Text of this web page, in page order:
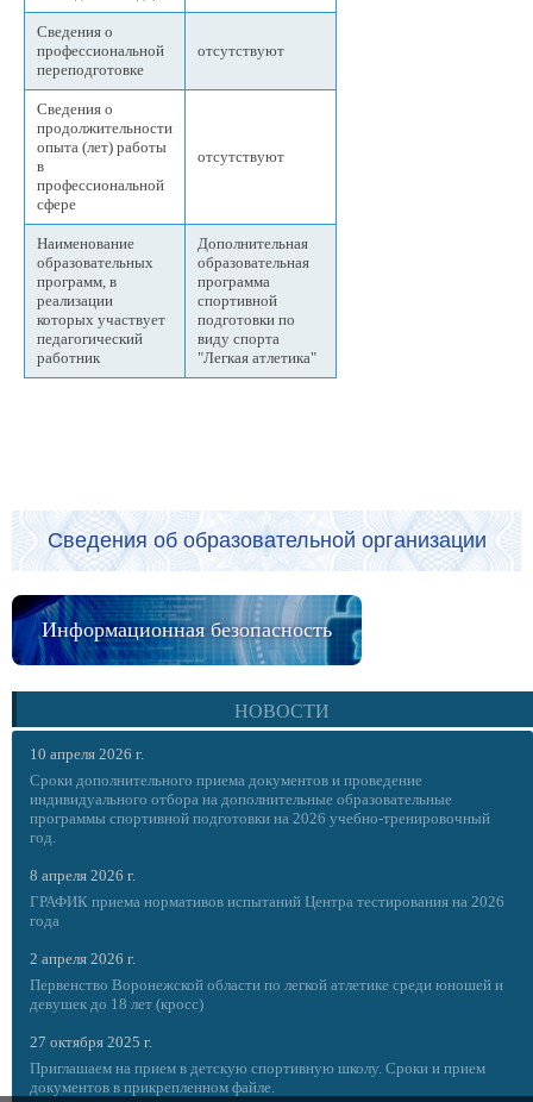
Сведения о
профессиональной
переподготовке
отсутствуют
Сведения о
продолжительности
опыта (лет) работы
в
профессиональной
сфере
отсутствуют
Наименование
образовательных
программ, в
реализации
которых участвует
педагогический
работник
Дополнительная
образовательная
программа
спортивной
подготовки по
виду спорта
"Легкая атлетика"
Сведения об образовательной организации
Информационная безопасность
НОВОСТИ
10 апреля 2026 г.
Сроки дополнительного приема документов и проведение
индивидуального отбора на дополнительные образовательные
программы спортивной подготовки на 2026 учебно-тренировочный
год.
8 апреля 2026 г.
ГРАФИК приема нормативов испытаний Центра тестирования на 2026
года
2 апреля 2026 г.
Первенство Воронежской области по легкой атлетике среди юношей и
девушек до 18 лет (кросс)
27 октября 2025 г.
Приглашаем на прием в детскую спортивную школу. Сроки и прием
документов в прикрепленном файле.